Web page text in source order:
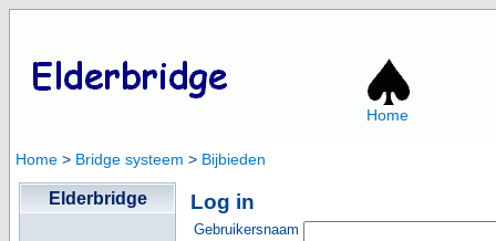
Home
Home > Bridge systeem > Bijbieden
Elderbridge Log in
Gebruikersnaam